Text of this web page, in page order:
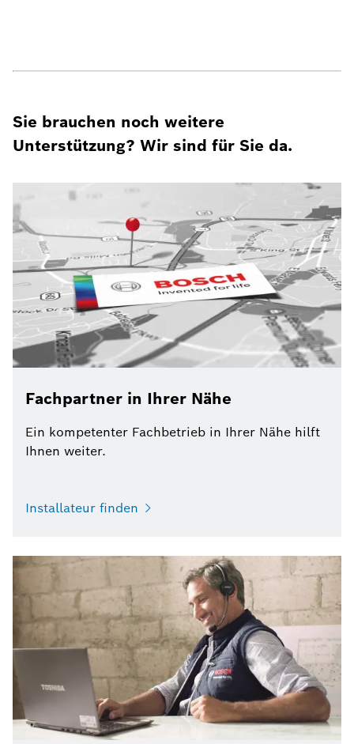
Sie brauchen noch weitere
Unterstützung? Wir sind für Sie da.
Fachpartner in Ihrer Nähe
Ein kompetenter Fachbetrieb in Ihrer Nähe hilft
Ihnen weiter.
Installateur finden